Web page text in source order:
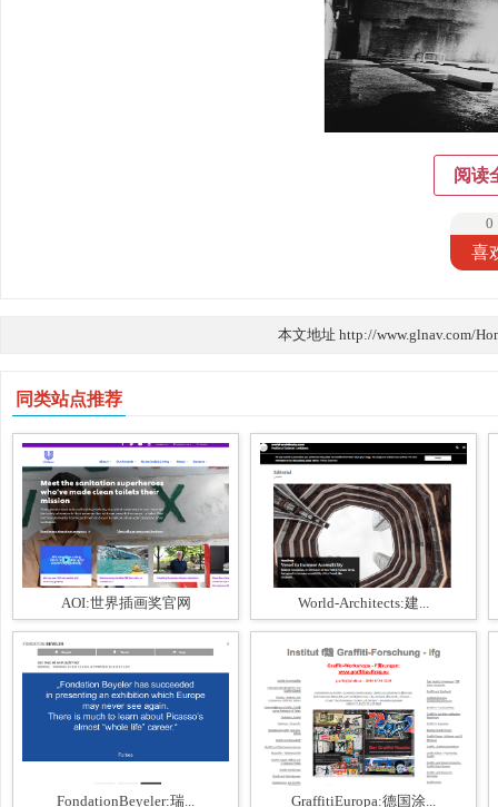
阅读
0
喜
本文地址 http://www.glnav.com/
同类站点推荐
AOI:世界插画奖官网 World-Architects:建...
FondationBeyeler:瑞... GraffitiEuropa:德国涂...